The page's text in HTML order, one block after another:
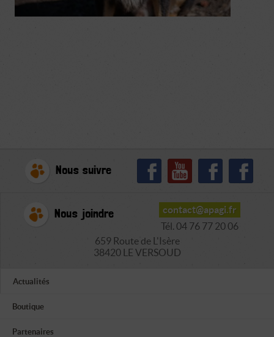
Nous suivre
Nous joindre
contact@apagi.fr
Tél. 04 76 77 20 06
659 Route de L'Isère
38420 LE VERSOUD
Actualités
Boutique
Partenaires